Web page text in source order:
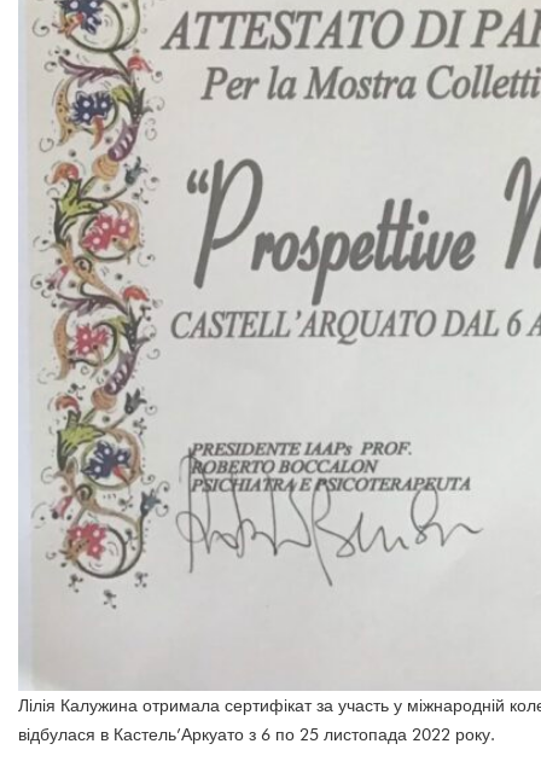
Лілія Калужина отримала сертифікат за участь у міжнародній
відбулася в Кастель’Аркуато з 6 по 25 листопада 2022 року.